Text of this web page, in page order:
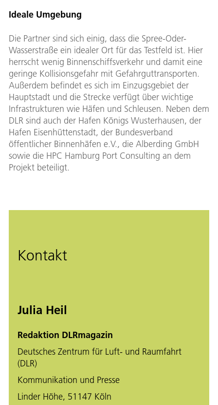
Ideale Umgebung
Die Partner sind sich einig, dass die Spree-Oder-
Wasserstraße ein idealer Ort für das Testfeld ist. Hier
herrscht wenig Binnenschiffsverkehr und damit eine
geringe Kollisionsgefahr mit Gefahrguttransporten.
Außerdem befindet es sich im Einzugsgebiet der
Hauptstadt und die Strecke verfügt über wichtige
Infrastrukturen wie Häfen und Schleusen. Neben dem
DLR sind auch der Hafen Königs Wusterhausen, der
Hafen Eisenhüttenstadt, der Bundesverband
öffentlicher Binnenhäfen e.V., die Alberding GmbH
sowie die HPC Hamburg Port Consulting an dem
Projekt beteiligt.
Kontakt
Julia Heil
Redaktion DLRmagazin
Deutsches Zentrum für Luft- und Raumfahrt
(DLR)
Kommunikation und Presse
Linder Höhe, 51147 Köln